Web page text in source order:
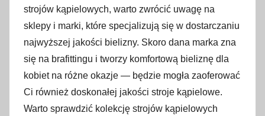
strojów kąpielowych, warto zwrócić uwagę na
sklepy i marki, które specjalizują się w dostarczaniu
najwyższej jakości bielizny. Skoro dana marka zna
się na brafittingu i tworzy komfortową bieliznę dla
kobiet na różne okazje — będzie mogła zaoferować
Ci również doskonałej jakości stroje kąpielowe.
Warto sprawdzić kolekcję strojów kąpielowych